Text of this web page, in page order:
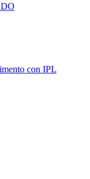
con IPL